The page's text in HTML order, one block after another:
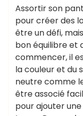
Assortir son
pour créer des
être un défi,
bon équilibre et
commencer, il
la couleur et du
neutre comme
être associé
pour ajouter